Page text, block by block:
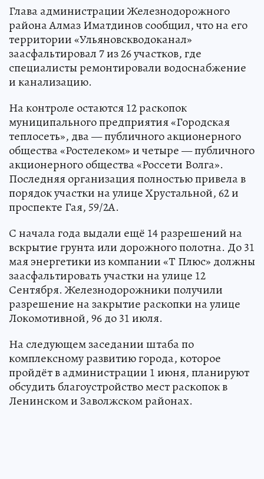
Глава администрации Железнодорожного
района Алмаз Иматдинов сообщил, что на его
территории «Ульяновскводоканал»
заасфальтировал 7 из 26 участков, где
специалисты ремонтировали водоснабжение
и канализацию.
На контроле остаются 12 раскопок
муниципального предприятия «Городская
теплосеть», два — публичного акционерного
общества «Ростелеком» и четыре — публичного
акционерного общества «Россети Волга».
Последняя организация полностью привела в
порядок участки на улице Хрустальной, 62 и
проспекте Гая, 59/2А.
С начала года выдали ещё 14 разрешений на
вскрытие грунта или дорожного полотна. До 31
мая энергетики из компании «Т Плюс» должны
заасфальтировать участки на улице 12
Сентября. Железнодорожники получили
разрешение на закрытие раскопки на улице
Локомотивной, 96 до 31 июля.
На следующем заседании штаба по
комплексному развитию города, которое
пройдёт в администрации 1 июня, планируют
обсудить благоустройство мест раскопок в
Ленинском и Заволжском районах.